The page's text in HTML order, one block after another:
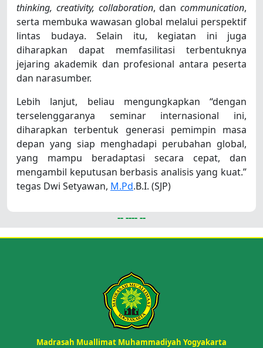
thinking, creativity, collaboration, dan communication,
serta membuka wawasan global melalui perspektif
lintas budaya. Selain itu, kegiatan ini juga
diharapkan dapat memfasilitasi terbentuknya
jejaring akademik dan profesional antara peserta
dan narasumber.
Lebih lanjut, beliau mengungkapkan “dengan
terselenggaranya seminar internasional ini,
diharapkan terbentuk generasi pemimpin masa
depan yang siap menghadapi perubahan global,
yang mampu beradaptasi secara cepat, dan
mengambil keputusan berbasis analisis yang kuat.”
tegas Dwi Setyawan, M.Pd.B.I. (SJP)
-- ---- --
Madrasah Muallimat Muhammadiyah Yogyakarta